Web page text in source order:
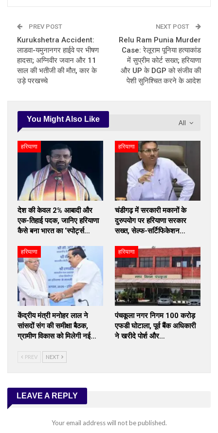
PREV POST
Kurukshetra Accident:
लाडवा-यमुनानगर हाईवे पर भीषण
हादसा; अग्निवीर जवान और 11
साल की भतीजी की मौत, कार के
उड़े परखच्चे
NEXT POST
Relu Ram Punia Murder
Case: रेलूराम पूनिया हत्याकांड
में सुप्रीम कोर्ट सख्त; हरियाणा
और UP के DGP को संजीव की
पेशी सुनिश्चित करने के आदेश
All
You Might Also Like
हरियाणा
देश की केवल 2% आबादी और
एक-तिहाई पदक, जानिए हरियाणा
कैसे बना भारत का ‘स्पोर्ट्स…
हरियाणा
चंडीगढ़ में सरकारी मकानों के
दुरुपयोग पर हरियाणा सरकार
सख्त, सेल्फ-सर्टिफिकेशन…
हरियाणा
केंद्रीय मंत्री मनोहर लाल ने
सांसदों संग की समीक्षा बैठक,
ग्रामीण विकास को मिलेगी नई…
हरियाणा
पंचकूला नगर निगम 100 करोड़
एफडी घोटाला, पूर्व बैंक अधिकारी
ने खरीदे पोर्श और…
PREV NEXT
LEAVE A REPLY
Your email address will not be published.